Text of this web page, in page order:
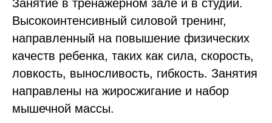
Занятие в тренажерном зале и в студии.
Высокоинтенсивный силовой тренинг,
направленный на повышение физических
качеств ребенка, таких как сила, скорость,
ловкость, выносливость, гибкость. Занятия
направлены на жиросжигание и набор
мышечной массы.